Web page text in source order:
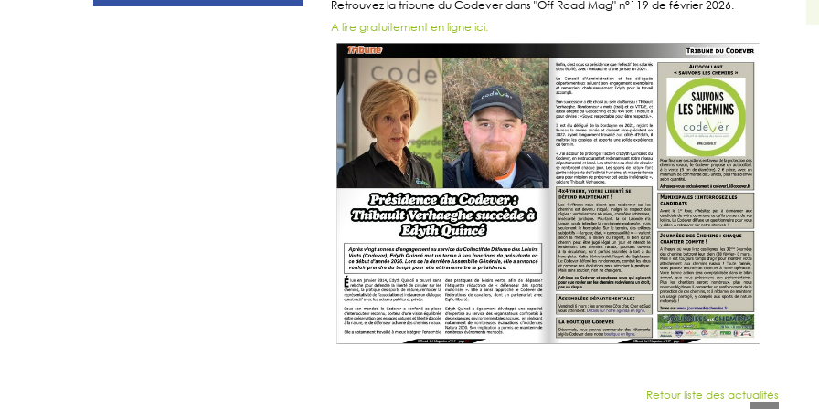
Retrouvez la tribune du Codever dans "Off Road Mag" n°119 de février 2026.
A lire gratuitement en ligne ici.
Retour liste des actualités